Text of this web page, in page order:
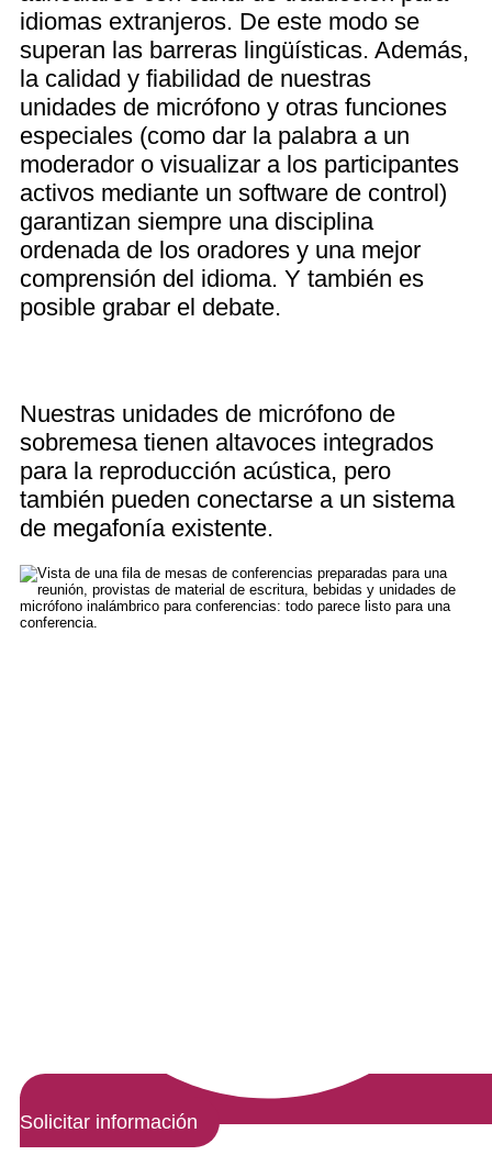
idiomas extranjeros. De este modo se
superan las barreras lingüísticas. Además,
la calidad y fiabilidad de nuestras
unidades de micrófono y otras funciones
especiales (como dar la palabra a un
moderador o visualizar a los participantes
activos mediante un software de control)
garantizan siempre una disciplina
ordenada de los oradores y una mejor
comprensión del idioma. Y también es
posible grabar el debate.
Nuestras unidades de micrófono de
sobremesa tienen altavoces integrados
para la reproducción acústica, pero
también pueden conectarse a un sistema
de megafonía existente.
Solicitar información